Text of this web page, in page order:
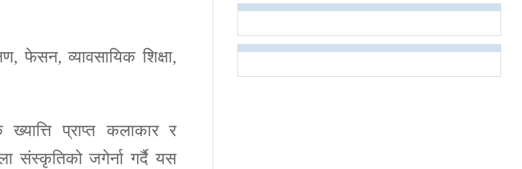
फेसन, व्यावसायिक शिक्षा,
प्राप्त कलाकार र
संस्कृतिको जगेर्ना गर्दै यस